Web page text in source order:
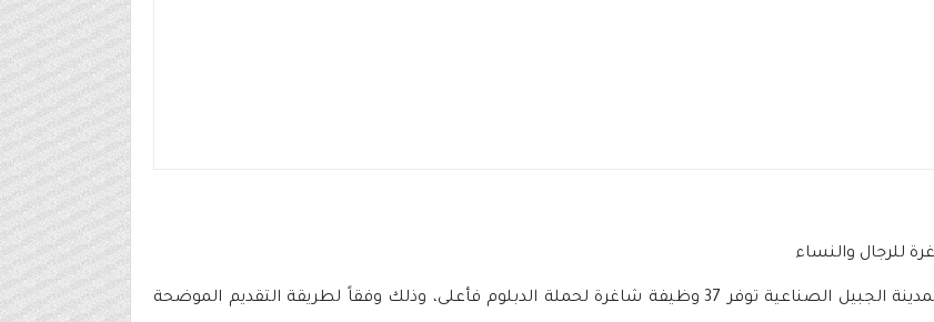
بمدينة الجبيل الصناعية توفر 37 وظيفة شاغرة لحملة الدبلوم فأعلى، وذلك وفقاً لطريقة التقديم الموضحة